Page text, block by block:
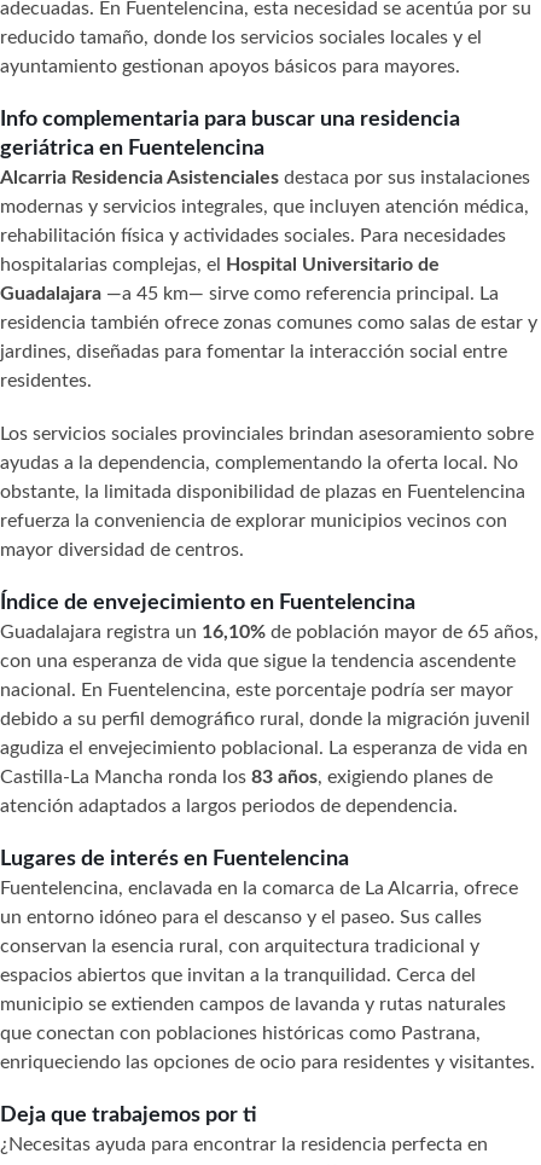
adecuadas. En Fuentelencina, esta necesidad se acentúa por su
reducido tamaño, donde los servicios sociales locales y el
ayuntamiento gestionan apoyos básicos para mayores.
Info complementaria para buscar una residencia
geriátrica en Fuentelencina
Alcarria Residencia Asistenciales destaca por sus instalaciones
modernas y servicios integrales, que incluyen atención médica,
rehabilitación física y actividades sociales. Para necesidades
hospitalarias complejas, el
Hospital Universitario de
Guadalajara —a 45 km— sirve como referencia principal. La
residencia también ofrece zonas comunes como salas de estar y
jardines, diseñadas para fomentar la interacción social entre
residentes.
Los servicios sociales provinciales brindan asesoramiento sobre
ayudas a la dependencia, complementando la oferta local. No
obstante, la limitada disponibilidad de plazas en Fuentelencina
refuerza la conveniencia de explorar municipios vecinos con
mayor diversidad de centros.
Índice de envejecimiento en Fuentelencina
Guadalajara registra un 16,10% de población mayor de 65 años,
con una esperanza de vida que sigue la tendencia ascendente
nacional. En Fuentelencina, este porcentaje podría ser mayor
debido a su perfil demográfico rural, donde la migración juvenil
agudiza el envejecimiento poblacional. La esperanza de vida en
Castilla-La Mancha ronda los 83 años, exigiendo planes de
atención adaptados a largos periodos de dependencia.
Lugares de interés en Fuentelencina
Fuentelencina, enclavada en la comarca de La Alcarria, ofrece
un entorno idóneo para el descanso y el paseo. Sus calles
conservan la esencia rural, con arquitectura tradicional y
espacios abiertos que invitan a la tranquilidad. Cerca del
municipio se extienden campos de lavanda y rutas naturales
que conectan con poblaciones históricas como Pastrana,
enriqueciendo las opciones de ocio para residentes y visitantes.
Deja que trabajemos por ti
¿Necesitas ayuda para encontrar la residencia perfecta en